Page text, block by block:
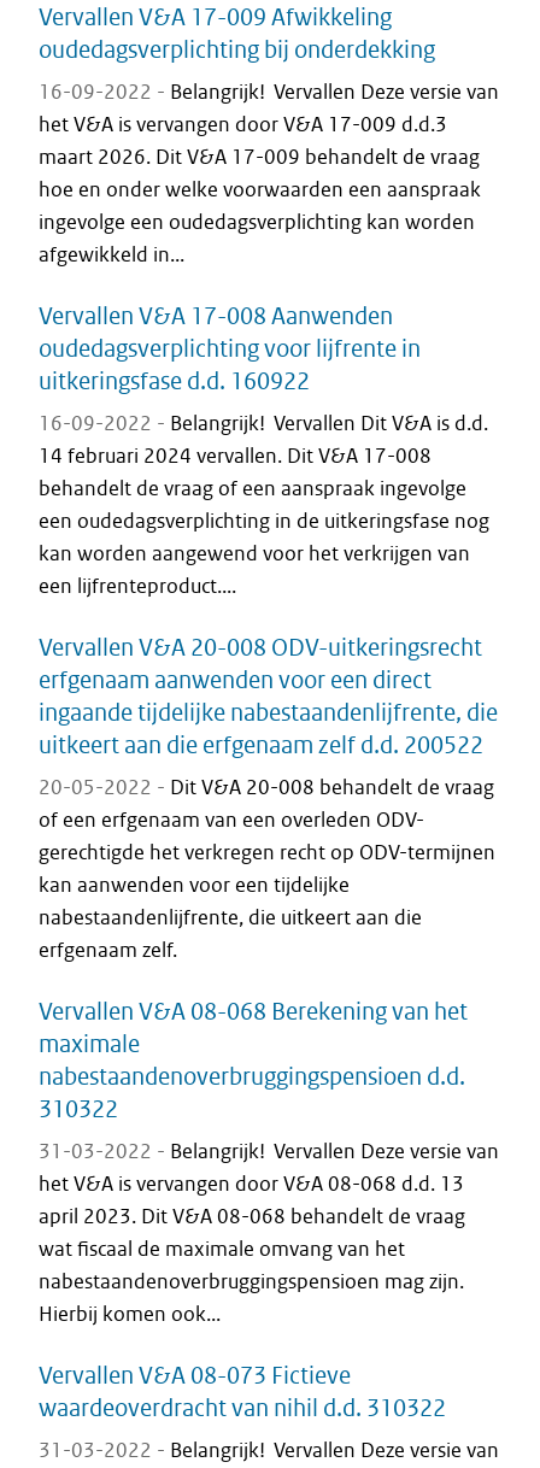
Vervallen V&A 17-009 Afwikkeling
oudedagsverplichting bij onderdekking
16-09-2022 - Belangrijk! Vervallen Deze versie van
het V&A is vervangen door V&A 17-009 d.d.3
maart 2026. Dit V&A 17-009 behandelt de vraag
hoe en onder welke voorwaarden een aanspraak
ingevolge een oudedagsverplichting kan worden
afgewikkeld in...
Vervallen V&A 17-008 Aanwenden
oudedagsverplichting voor lijfrente in
uitkeringsfase d.d. 160922
16-09-2022 - Belangrijk! Vervallen Dit V&A is d.d.
14 februari 2024 vervallen. Dit V&A 17-008
behandelt de vraag of een aanspraak ingevolge
een oudedagsverplichting in de uitkeringsfase nog
kan worden aangewend voor het verkrijgen van
een lijfrenteproduct....
Vervallen V&A 20-008 ODV-uitkeringsrecht
erfgenaam aanwenden voor een direct
ingaande tijdelijke nabestaandenlijfrente, die
uitkeert aan die erfgenaam zelf d.d. 200522
20-05-2022 - Dit V&A 20-008 behandelt de vraag
of een erfgenaam van een overleden ODV-
gerechtigde het verkregen recht op ODV-termijnen
kan aanwenden voor een tijdelijke
nabestaandenlijfrente, die uitkeert aan die
erfgenaam zelf.
Vervallen V&A 08-068 Berekening van het
maximale
nabestaandenoverbruggingspensioen d.d.
310322
31-03-2022 - Belangrijk! Vervallen Deze versie van
het V&A is vervangen door V&A 08-068 d.d. 13
april 2023. Dit V&A 08-068 behandelt de vraag
wat fiscaal de maximale omvang van het
nabestaandenoverbruggingspensioen mag zijn.
Hierbij komen ook...
Vervallen V&A 08-073 Fictieve
waardeoverdracht van nihil d.d. 310322
31-03-2022 - Belangrijk! Vervallen Deze versie van